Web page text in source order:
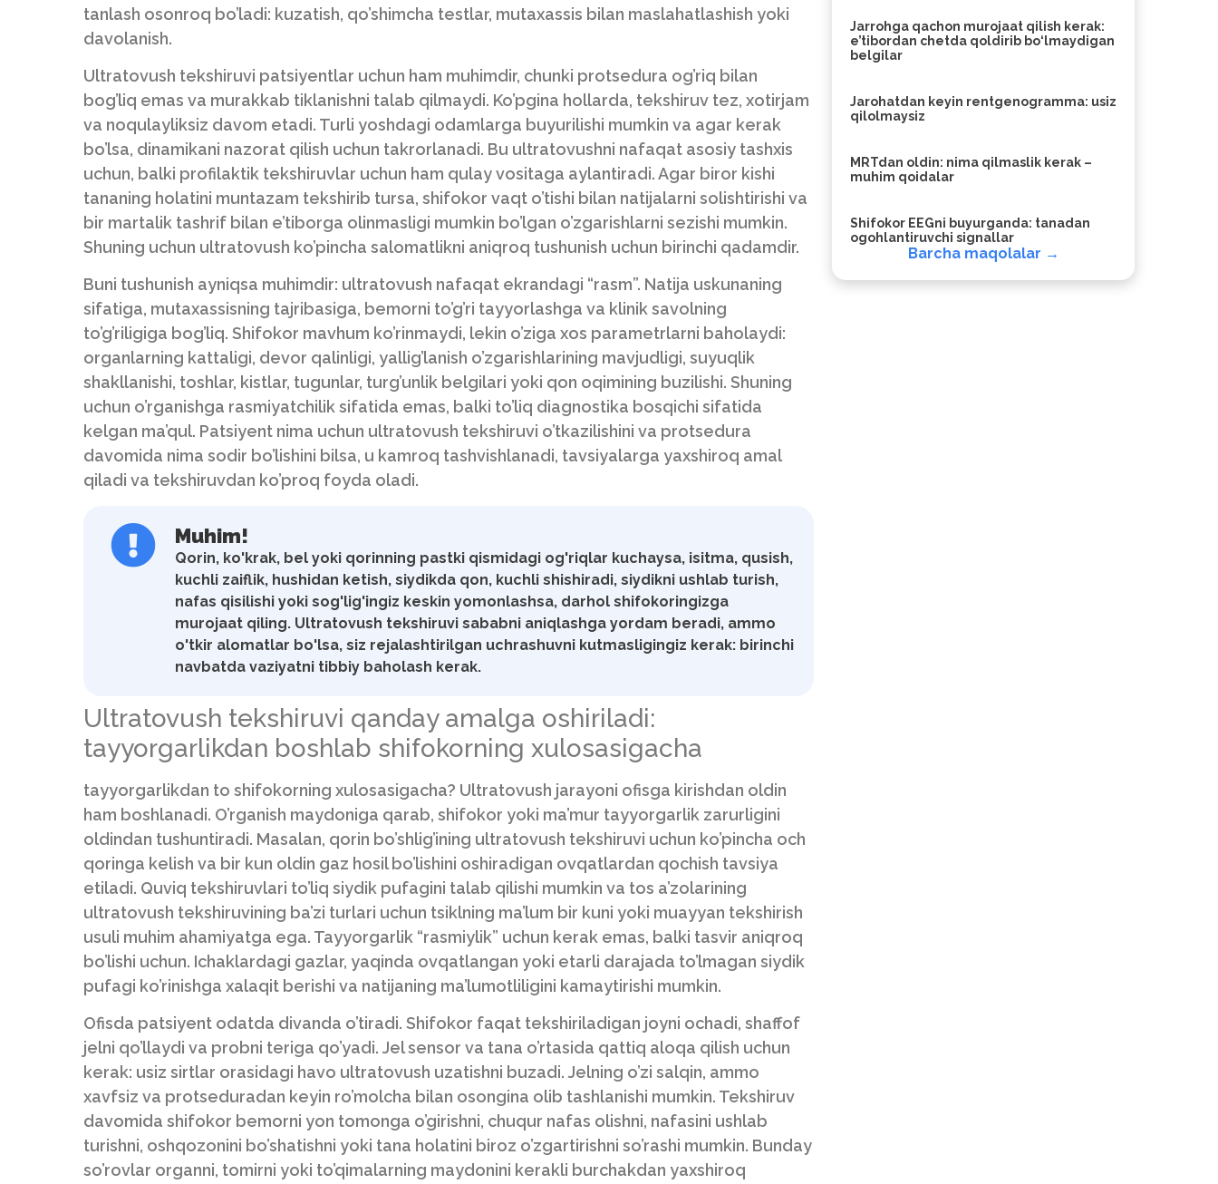
tanlash osonroq bo’ladi: kuzatish, qo’shimcha testlar, mutaxassis bilan maslahatlashish yoki
davolanish.
Ultratovush tekshiruvi patsiyentlar uchun ham muhimdir, chunki protsedura og’riq bilan
bog’liq emas va murakkab tiklanishni talab qilmaydi. Ko’pgina hollarda, tekshiruv tez, xotirjam
va noqulayliksiz davom etadi. Turli yoshdagi odamlarga buyurilishi mumkin va agar kerak
bo’lsa, dinamikani nazorat qilish uchun takrorlanadi. Bu ultratovushni nafaqat asosiy tashxis
uchun, balki profilaktik tekshiruvlar uchun ham qulay vositaga aylantiradi. Agar biror kishi
tananing holatini muntazam tekshirib tursa, shifokor vaqt o’tishi bilan natijalarni solishtirishi va
bir martalik tashrif bilan e’tiborga olinmasligi mumkin bo’lgan o’zgarishlarni sezishi mumkin.
Shuning uchun ultratovush ko’pincha salomatlikni aniqroq tushunish uchun birinchi qadamdir.
Buni tushunish ayniqsa muhimdir: ultratovush nafaqat ekrandagi “rasm”. Natija uskunaning
sifatiga, mutaxassisning tajribasiga, bemorni to’g’ri tayyorlashga va klinik savolning
to’g’riligiga bog’liq. Shifokor mavhum ko’rinmaydi, lekin o’ziga xos parametrlarni baholaydi:
organlarning kattaligi, devor qalinligi, yallig’lanish o’zgarishlarining mavjudligi, suyuqlik
shakllanishi, toshlar, kistlar, tugunlar, turg’unlik belgilari yoki qon oqimining buzilishi. Shuning
uchun o’rganishga rasmiyatchilik sifatida emas, balki to’liq diagnostika bosqichi sifatida
kelgan ma’qul. Patsiyent nima uchun ultratovush tekshiruvi o’tkazilishini va protsedura
davomida nima sodir bo’lishini bilsa, u kamroq tashvishlanadi, tavsiyalarga yaxshiroq amal
qiladi va tekshiruvdan ko’proq foyda oladi.
Muhim!
Qorin, ko'krak, bel yoki qorinning pastki qismidagi og'riqlar kuchaysa, isitma, qusish,
kuchli zaiflik, hushidan ketish, siydikda qon, kuchli shishiradi, siydikni ushlab turish,
nafas qisilishi yoki sog'lig'ingiz keskin yomonlashsa, darhol shifokoringizga
murojaat qiling. Ultratovush tekshiruvi sababni aniqlashga yordam beradi, ammo
o'tkir alomatlar bo'lsa, siz rejalashtirilgan uchrashuvni kutmasligingiz kerak: birinchi
navbatda vaziyatni tibbiy baholash kerak.
Ultratovush tekshiruvi qanday amalga oshiriladi:
tayyorgarlikdan boshlab shifokorning xulosasigacha
tayyorgarlikdan to shifokorning xulosasigacha? Ultratovush jarayoni ofisga kirishdan oldin
ham boshlanadi. O’rganish maydoniga qarab, shifokor yoki ma’mur tayyorgarlik zarurligini
oldindan tushuntiradi. Masalan, qorin bo’shlig’ining ultratovush tekshiruvi uchun ko’pincha och
qoringa kelish va bir kun oldin gaz hosil bo’lishini oshiradigan ovqatlardan qochish tavsiya
etiladi. Quviq tekshiruvlari to’liq siydik pufagini talab qilishi mumkin va tos a’zolarining
ultratovush tekshiruvining ba’zi turlari uchun tsiklning ma’lum bir kuni yoki muayyan tekshirish
usuli muhim ahamiyatga ega. Tayyorgarlik “rasmiylik” uchun kerak emas, balki tasvir aniqroq
bo’lishi uchun. Ichaklardagi gazlar, yaqinda ovqatlangan yoki etarli darajada to’lmagan siydik
pufagi ko’rinishga xalaqit berishi va natijaning ma’lumotliligini kamaytirishi mumkin.
Ofisda patsiyent odatda divanda o’tiradi. Shifokor faqat tekshiriladigan joyni ochadi, shaffof
jelni qo’llaydi va probni teriga qo’yadi. Jel sensor va tana o’rtasida qattiq aloqa qilish uchun
kerak: usiz sirtlar orasidagi havo ultratovush uzatishni buzadi. Jelning o’zi salqin, ammo
xavfsiz va protseduradan keyin ro’molcha bilan osongina olib tashlanishi mumkin. Tekshiruv
davomida shifokor bemorni yon tomonga o’girishni, chuqur nafas olishni, nafasini ushlab
turishni, oshqozonini bo’shatishni yoki tana holatini biroz o’zgartirishni so’rashi mumkin. Bunday
so’rovlar organni, tomirni yoki to’qimalarning maydonini kerakli burchakdan yaxshiroq
Jarrohga qachon murojaat qilish kerak:
e’tibordan chetda qoldirib bo‘lmaydigan
belgilar
Jarohatdan keyin rentgenogramma: usiz
qilolmaysiz
MRTdan oldin: nima qilmaslik kerak –
muhim qoidalar
Shifokor EEGni buyurganda: tanadan
ogohlantiruvchi signallar
Barcha maqolalar →